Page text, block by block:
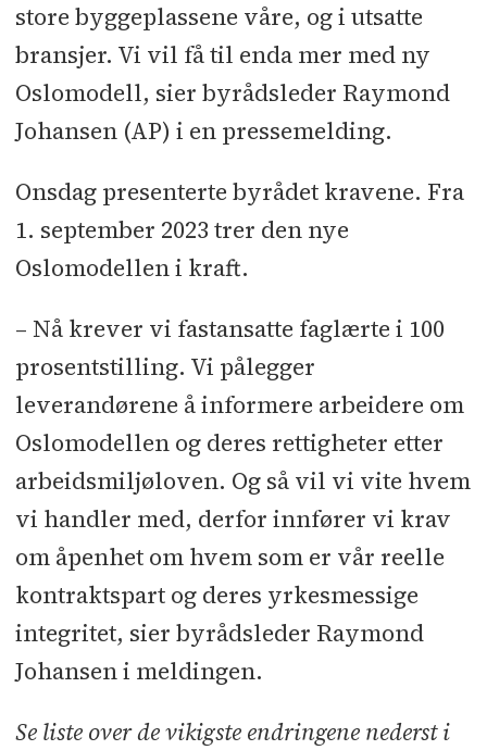
store byggeplassene våre, og i utsatte
bransjer. Vi vil få til enda mer med ny
Oslomodell, sier byrådsleder Raymond
Johansen (AP) i en pressemelding.
Onsdag presenterte byrådet kravene. Fra
1. september 2023 trer den nye
Oslomodellen i kraft.
– Nå krever vi fastansatte faglærte i 100
prosentstilling. Vi pålegger
leverandørene å informere arbeidere om
Oslomodellen og deres rettigheter etter
arbeidsmiljøloven. Og så vil vi vite hvem
vi handler med, derfor innfører vi krav
om åpenhet om hvem som er vår reelle
kontraktspart og deres yrkesmessige
integritet, sier byrådsleder Raymond
Johansen i meldingen.
Se liste over de vikigste endringene nederst i